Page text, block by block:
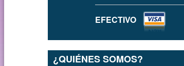
EFECTIVO
¿QUIÉNES SOMOS?